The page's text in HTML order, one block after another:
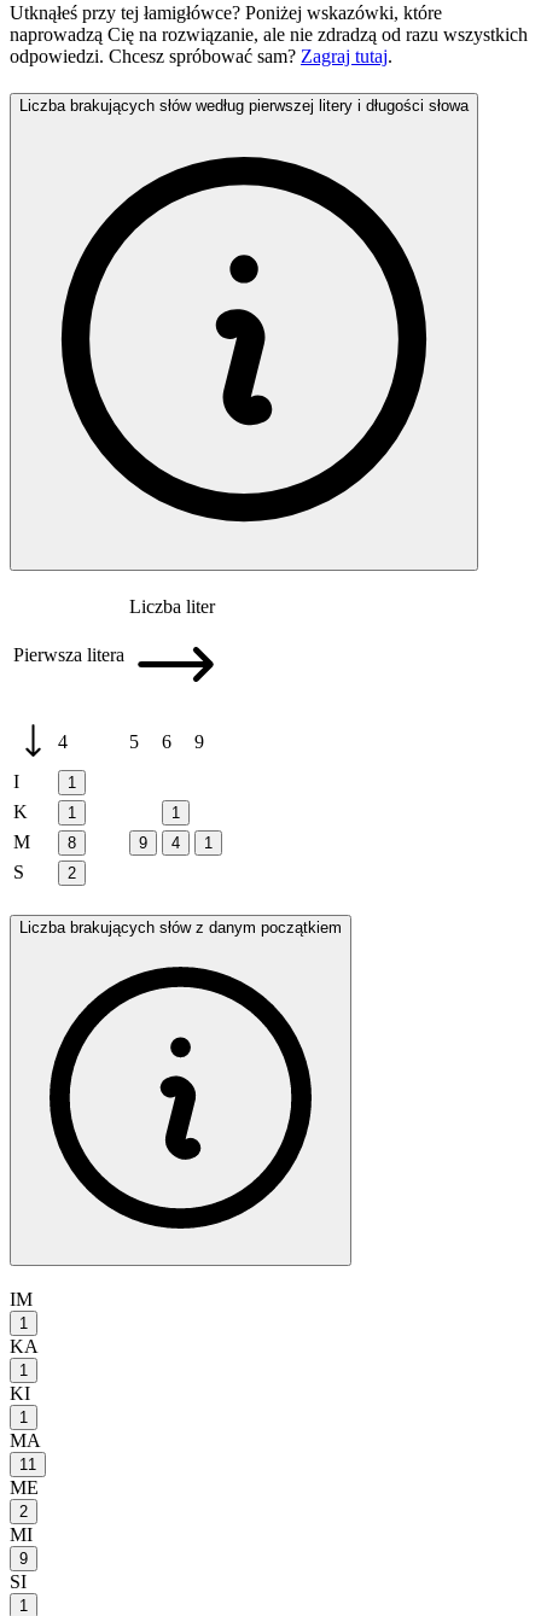
Utknąłeś przy tej łamigłówce? Poniżej wskazówki, które
naprowadzą Cię na rozwiązanie, ale nie zdradzą od razu wszystkich
odpowiedzi. Chcesz spróbować sam? Zagraj tutaj.
Liczba brakujących słów według pierwszej litery i długości słowa
Pierwsza litera
Liczba liter
4 5 6
9
I
1
K 1 1
M 8 9 4 1
S 2
Liczba brakujących słów z danym początkiem
IM
1
KA
1
KI
1
MA
11
ME
2
MI
9
SI
1